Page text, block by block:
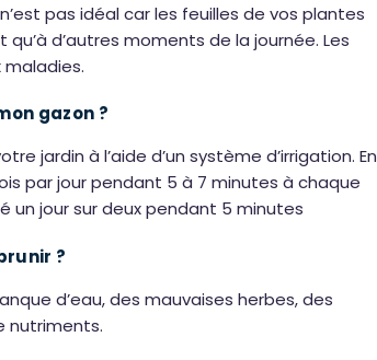
pas idéal car les feuilles de vos plantes
d’autres moments de la journée. Les
maladies.
gazon ?
jardin à l’aide d’un système d’irrigation. En
par jour pendant 5 à 7 minutes à chaque
un jour sur deux pendant 5 minutes
?
d’eau, des mauvaises herbes, des
nutriments.